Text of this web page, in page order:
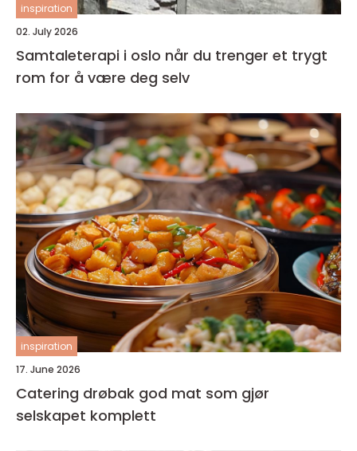
inspiration
02. July 2026
Samtaleterapi i oslo når du trenger et trygt
rom for å være deg selv
inspiration
17. June 2026
Catering drøbak god mat som gjør
selskapet komplett